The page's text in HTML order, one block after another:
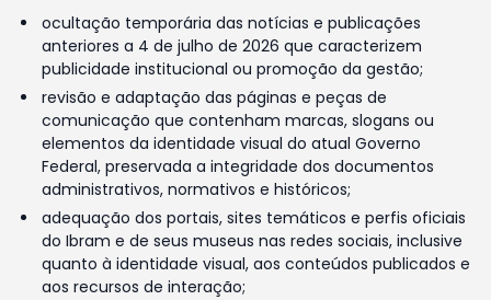
ocultação temporária das notícias e publicações
anteriores a 4 de julho de 2026 que caracterizem
publicidade institucional ou promoção da gestão;
revisão e adaptação das páginas e peças de
comunicação que contenham marcas, slogans ou
elementos da identidade visual do atual Governo
Federal, preservada a integridade dos documentos
administrativos, normativos e históricos;
adequação dos portais, sites temáticos e perfis oficiais
do Ibram e de seus museus nas redes sociais, inclusive
quanto à identidade visual, aos conteúdos publicados e
aos recursos de interação;